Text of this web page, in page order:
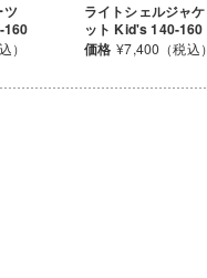
ツ
160
）
ライトシェルジャケ
ット Kid's 140-160
価格 ¥7,400（税込）